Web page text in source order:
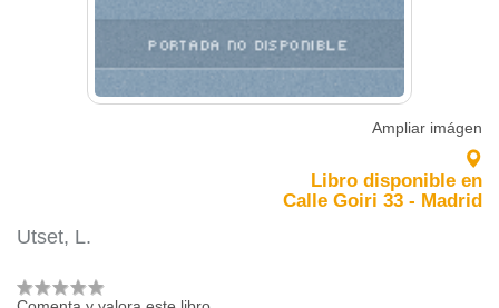
Ampliar imágen
Libro disponible en
Calle Goiri 33 - Madrid
Utset, L.